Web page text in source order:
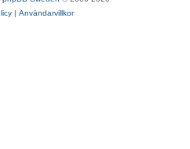
| Användarvillkor